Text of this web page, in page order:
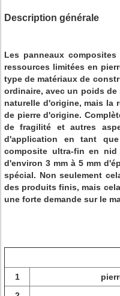
Description générale
Les panneaux
ressources limitées en
type de matériaux de
ordinaire, avec un poids
naturelle d'origine, mais la
de pierre d'origine.
de fragilité et autres
d'application en tant
composite ultra-fin en
d'environ 3 mm à 5 mm
spécial. Non seulement
des produits finis, mais
une forte demande sur le
1